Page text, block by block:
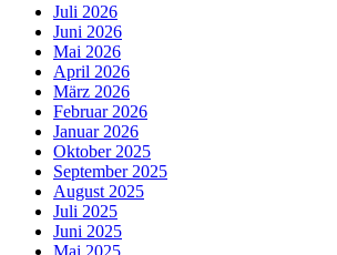
Juli 2026
Juni 2026
Mai 2026
April 2026
März 2026
Februar 2026
Januar 2026
Oktober 2025
September 2025
August 2025
Juli 2025
Juni 2025
Mai 2025